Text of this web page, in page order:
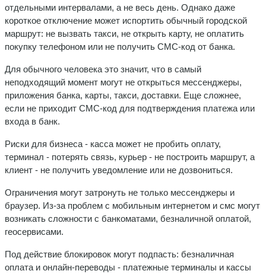
отдельными интервалами, а не весь день. Однако даже
короткое отключение может испортить обычный городской
маршрут: не вызвать такси, не открыть карту, не оплатить
покупку телефоном или не получить СМС-код от банка.
Для обычного человека это значит, что в самый
неподходящий момент могут не открыться мессенджеры,
приложения банка, карты, такси, доставки. Еще сложнее,
если не приходит СМС-код для подтверждения платежа или
входа в банк.
Риски для бизнеса - касса может не пробить оплату,
терминал - потерять связь, курьер - не построить маршрут, а
клиент - не получить уведомление или не дозвониться.
Ограничения могут затронуть не только мессенджеры и
браузер. Из-за проблем с мобильным интернетом и смс могут
возникать сложности с банкоматами, безналичной оплатой,
геосервисами.
Под действие блокировок могут подпасть: безналичная
оплата и онлайн-переводы - платежные терминалы и кассы